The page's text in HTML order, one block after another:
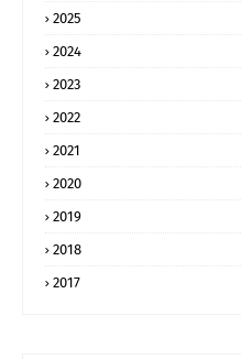
2025
2024
2023
2022
2021
2020
2019
2018
2017